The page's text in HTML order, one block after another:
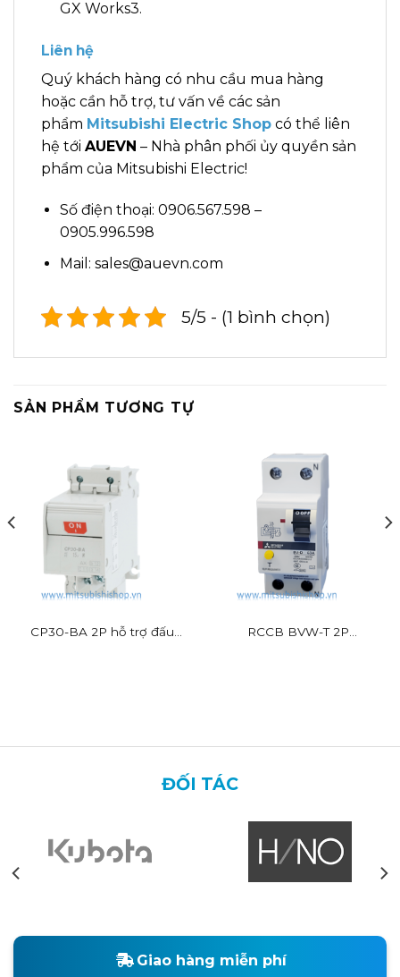
GX Works3.
Liên hệ
Quý khách hàng có nhu cầu mua hàng
hoặc cần hỗ trợ, tư vấn về các sản
phẩm Mitsubishi Electric Shop có thể liên
hệ tới AUEVN – Nhà phân phối ủy quyền sản
phẩm của Mitsubishi Electric!
Số điện thoại: 0906.567.598 –
0905.996.598
Mail: sales@auevn.com
5/5 - (1 bình chọn)
SẢN PHẨM TƯƠNG TỰ
CP30-BA 2P hỗ trợ đấu
RCCB BVW-T 2P
ĐỐI TÁC
Giao hàng miễn phí